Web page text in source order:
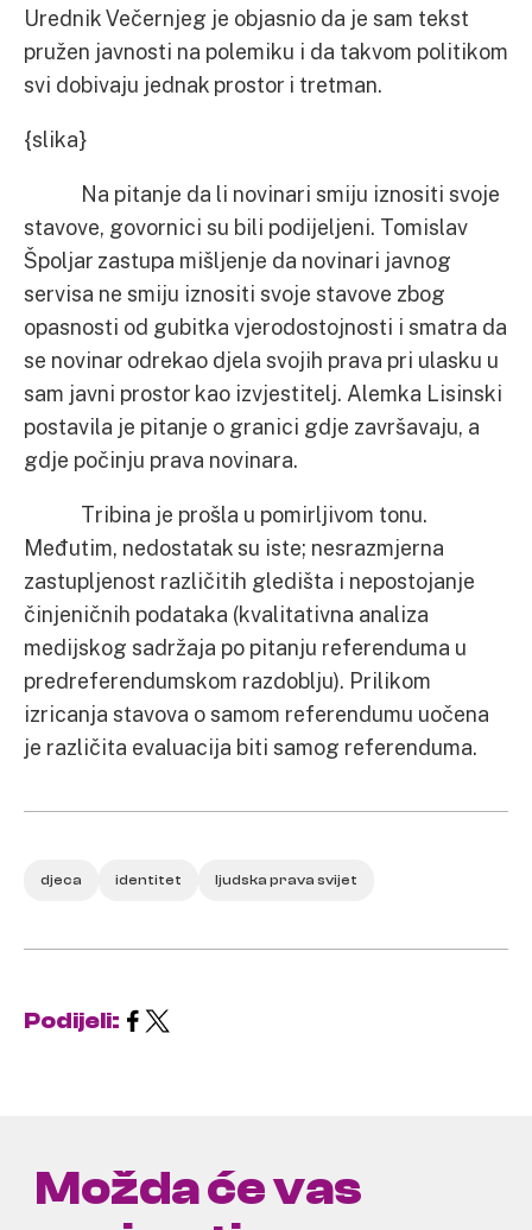
Urednik Večernjeg je objasnio da je sam tekst
pružen javnosti na polemiku i da takvom politikom
svi dobivaju jednak prostor i tretman.
{slika}
Na pitanje da li novinari smiju iznositi svoje
stavove, govornici su bili podijeljeni. Tomislav
Špoljar zastupa mišljenje da novinari javnog
servisa ne smiju iznositi svoje stavove zbog
opasnosti od gubitka vjerodostojnosti i smatra da
se novinar odrekao djela svojih prava pri ulasku u
sam javni prostor kao izvjestitelj. Alemka Lisinski
postavila je pitanje o granici gdje završavaju, a
gdje počinju prava novinara.
Tribina je prošla u pomirljivom tonu.
Međutim, nedostatak su iste; nesrazmjerna
zastupljenost različitih gledišta i nepostojanje
činjeničnih podataka (kvalitativna analiza
medijskog sadržaja po pitanju referenduma u
predreferendumskom razdoblju). Prilikom
izricanja stavova o samom referendumu uočena
je različita evaluacija biti samog referenduma.
djeca identitet ljudska prava svijet
Podijeli:
Možda će vas